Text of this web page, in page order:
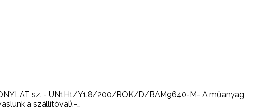
sz. - UN1H1/Y1.8/200/ROK/D/BAM9640-M- A műanyag
a szállítóval).-…